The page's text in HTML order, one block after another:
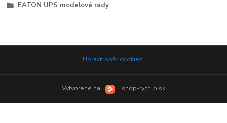
EATON UPS modelové rady
Upravit sběr cookies.
Vytvorené na Eshop-rychlo.sk